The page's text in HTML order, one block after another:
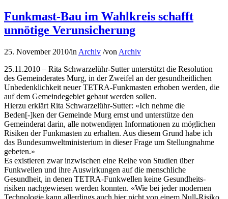
Funkmast-Bau im Wahlkreis schafft
unnötige Verunsicherung
25. November 2010/in Archiv /von Archiv
25.11.2010 – Rita Schwarzelühr-Sutter unterstützt die Resolution
des Gemeinderates Murg, in der Zweifel an der gesundheitlichen
Unbedenklichkeit neuer TETRA-Funkmasten erhoben werden, die
auf dem Gemeindegebiet gebaut werden sollen.
Hierzu erklärt Rita Schwarzelühr-Sutter: «Ich nehme die
Beden[-]ken der Gemeinde Murg ernst und unterstütze den
Gemeinderat darin, alle notwendigen Informationen zu möglichen
Risiken der Funkmasten zu erhalten. Aus diesem Grund habe ich
das Bundesumweltministerium in dieser Frage um Stellungnahme
gebeten.»
Es existieren zwar inzwischen eine Reihe von Studien über
Funkwellen und ihre Auswirkungen auf die menschliche
Gesundheit, in denen TETRA-Funkwellen keine Gesundheits-
risiken nachgewiesen werden konnten. «Wie bei jeder modernen